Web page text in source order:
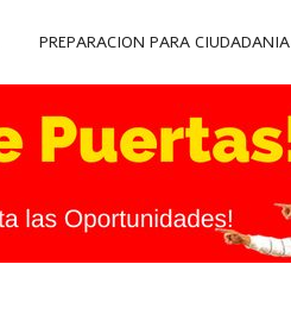
PREPARACION PARA CIUDADANIA